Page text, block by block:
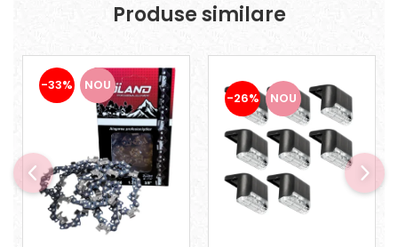
Produse similare
-33% NOU
-26% NOU